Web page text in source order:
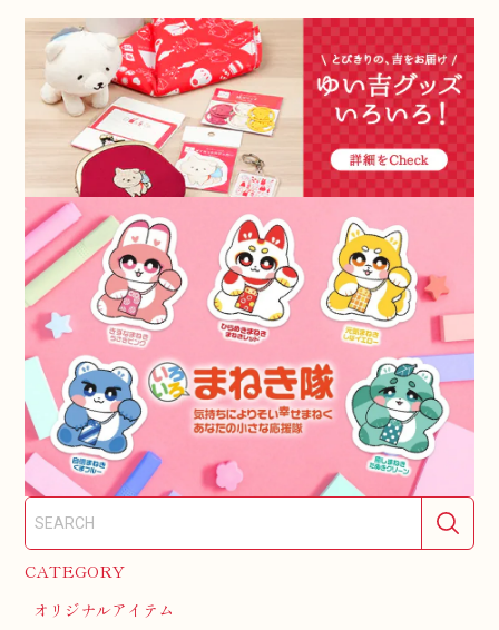
CATEGORY
オリジナルアイテム